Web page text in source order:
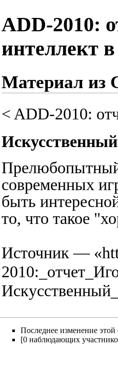
ADD-2010:
интеллект
Материал из
<ADD-2010:
Прелюбопытный
современных
быть
то, что такое
Источник — «
Последнее изменение
[0 наблюдающих